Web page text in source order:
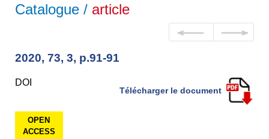
Catalogue / article
2020, 73, 3, p.91-91
DOI
Télécharger le document
OPEN
ACCESS